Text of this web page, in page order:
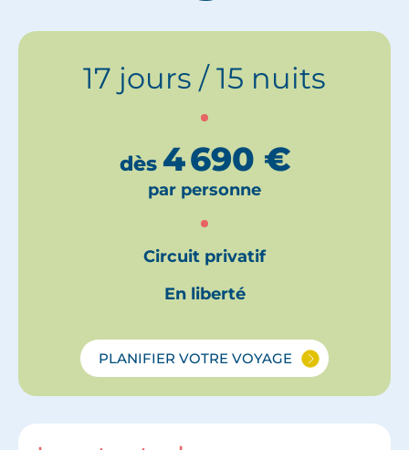
17 jours / 15 nuits
dès 4 690 €
par personne
Circuit privatif
En liberté
PLANIFIER VOTRE VOYAGE